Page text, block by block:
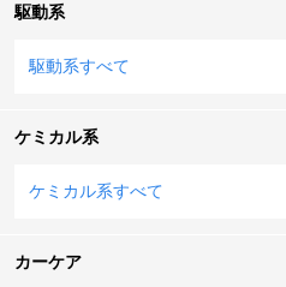
駆動系
駆動系すべて
ケミカル系
ケミカル系すべて
カーケア